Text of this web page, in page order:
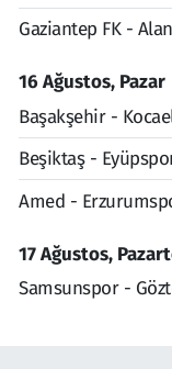
Gaziantep FK -
16 Ağustos, Pazar
Başakşehir -
Beşiktaş -
Amed -
17 Ağustos,
Samsunspor -